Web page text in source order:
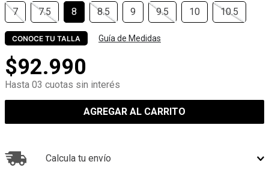
7 7.5 8 8.5 9 9.5 10 10.5
CONOCE TU TALLA Guía de Medidas
$92.990
Hasta 03 cuotas sin interés
AGREGAR AL CARRITO
Calcula tu envío